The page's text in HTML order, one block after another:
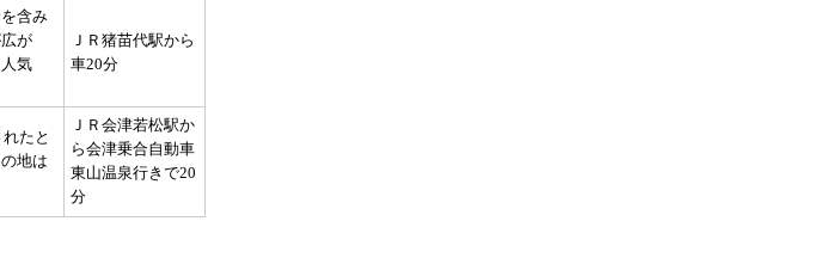
含み
が
気
ＪＲ猪苗代駅から
車20分
たと
地は
ＪＲ会津若松駅か
ら会津乗合自動車
東山温泉行きで20
分